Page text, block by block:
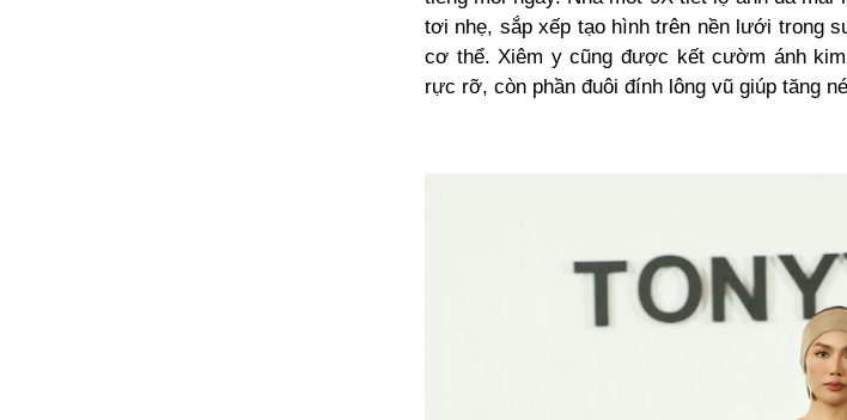
tơi nhẹ, sắp xếp tạo hình trên nền lưới trong
cơ thể. Xiêm y cũng được kết cườm ánh
rực rỡ, còn phần đuôi đính lông vũ giúp tăng